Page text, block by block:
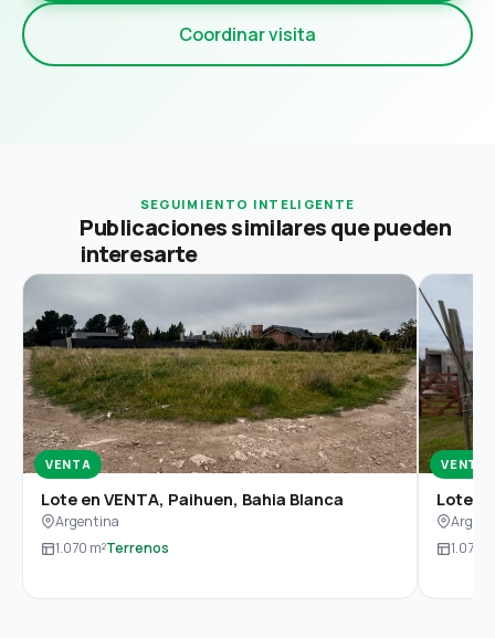
Coordinar visita
SEGUIMIENTO INTELIGENTE
Publicaciones similares que pueden
interesarte
VENTA
Lote en VENTA, Paihuen, Bahia Blanca
Argentina
1.070 m²Terrenos
VENTA
Lote
1.070